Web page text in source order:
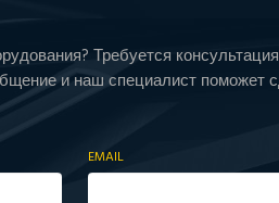
Требуется
и наш специалист поможет
EMAIL